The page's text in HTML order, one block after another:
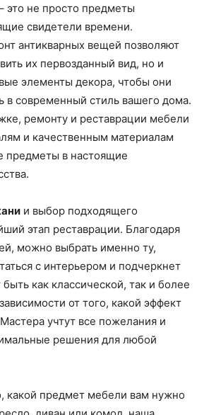
это не просто предметы
свидетели времени.
антикварных вещей позволяют
их первозданный вид, но и
элементы декора, чтобы они
в современный стиль вашего дома.
ремонту и реставрации мебели
и качественным материалам
предметы в настоящие
и выбор подходящего
этап реставрации. Благодаря
можно выбрать именно ту,
с интерьером и подчеркнет
как классической, так и более
от того, какой эффект
учтут все пожелания и
решения для любой
какой предмет мебели вам нужно